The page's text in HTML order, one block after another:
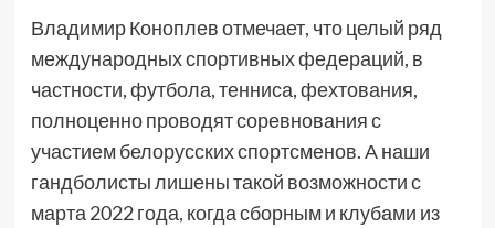
Владимир Коноплев отмечает, что целый ряд
международных спортивных федераций, в
частности, футбола, тенниса, фехтования,
полноценно проводят соревнования с
участием белорусских спортсменов. А наши
гандболисты лишены такой возможности с
марта 2022 года, когда сборным и клубами из